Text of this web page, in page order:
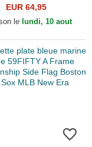
Herringbone
Sox MLB New
EUR 64,95
le lundi, 10 aout